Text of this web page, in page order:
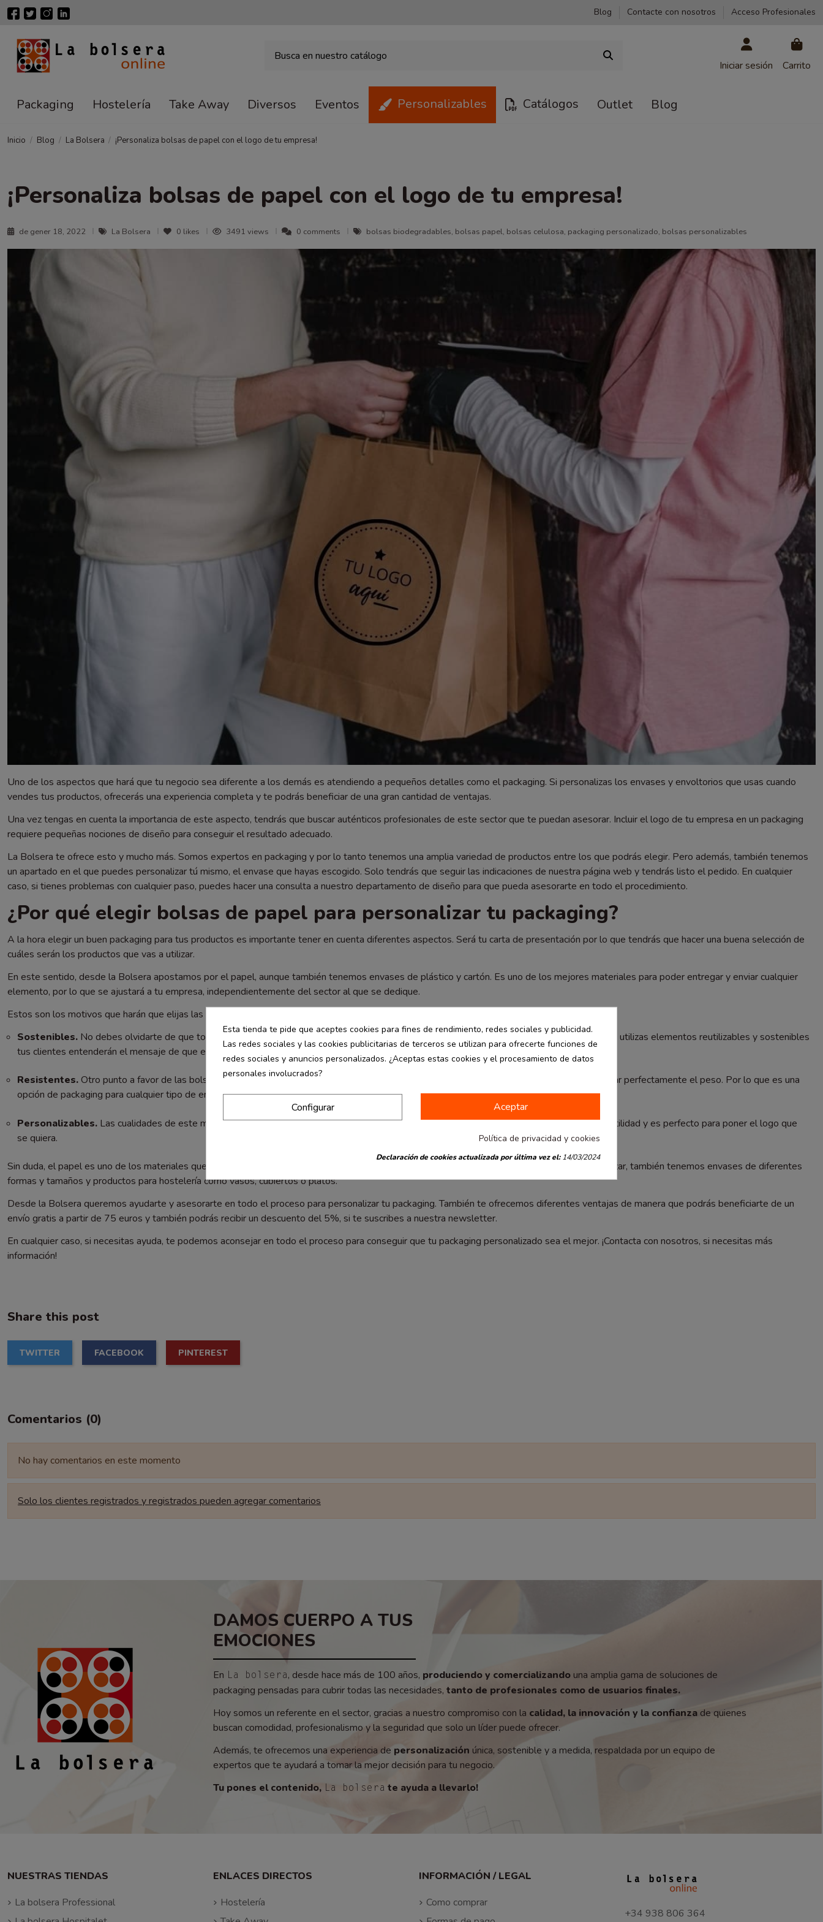
Blog Contacte con nosotros Acceso Profesionales
Iniciar sesión Carrito
Packaging Hostelería Take Away Diversos Eventos Personalizables Catálogos Outlet Blog
Inicio Blog La Bolsera ¡Personaliza bolsas de papel con el logo de tu empresa!
¡Personaliza bolsas de papel con el logo de tu empresa!
de gener 18, 2022 La Bolsera 0 likes 3491 views 0 comments bolsas biodegradables, bolsas papel, bolsas celulosa, packaging personalizado, bolsas personalizables
Uno de los aspectos que hará que tu negocio sea diferente a los demás es atendiendo a pequeños detalles como el packaging. Si personalizas los envases y envoltorios que usas cuando
vendes tus productos, ofrecerás una experiencia completa y te podrás beneficiar de una gran cantidad de ventajas.
Una vez tengas en cuenta la importancia de este aspecto, tendrás que buscar auténticos profesionales de este sector que te puedan asesorar. Incluir el logo de tu empresa en un packaging
requiere pequeñas nociones de diseño para conseguir el resultado adecuado.
La Bolsera te ofrece esto y mucho más. Somos expertos en packaging y por lo tanto tenemos una amplia variedad de productos entre los que podrás elegir. Pero además, también tenemos
un apartado en el que puedes personalizar tú mismo, el envase que hayas escogido. Solo tendrás que seguir las indicaciones de nuestra página web y tendrás listo el pedido. En cualquier
caso, si tienes problemas con cualquier paso, puedes hacer una consulta a nuestro departamento de diseño para que pueda asesorarte en todo el procedimiento.
¿Por qué elegir bolsas de papel para personalizar tu packaging?
A la hora elegir un buen packaging para tus productos es importante tener en cuenta diferentes aspectos. Será tu carta de presentación por lo que tendrás que hacer una buena selección de
cuáles serán los productos que vas a utilizar.
En este sentido, desde la Bolsera apostamos por el papel, aunque también tenemos envases de plástico y cartón. Es uno de los mejores materiales para poder entregar y enviar cualquier
elemento, por lo que se ajustará a tu empresa, independientemente del sector al que se dedique.
Estos son los motivos que harán que elijas las bolsas de papel para personalizarlas con tu logo:
Sostenibles. No debes olvidarte de que todos los elementos que formen parte de tu negocio están representando tu marca. Por lo tanto, si utilizas elementos reutilizables y sostenibles
tus clientes entenderán el mensaje de que eres una empresa preocupada por el medio ambiente.
Resistentes.Otro punto a favor de las bolsas de papel es que se pueden utilizar para transportar cualquier producto, ya que pueden aguantar perfectamente el peso. Por lo que es una
opción de packaging para cualquier tipo de empresa.
Personalizables. Las cualidades de este material hacen que sea de los mejores para poder hacer impresión sobre él. Ofrece una gran versatilidad y es perfecto para poner el logo que
se quiera.
Sin duda, el papel es uno de los materiales que ofrece más posibilidades. Además, en la Bolsera no solo tenemos bolsas que puedes personalizar, también tenemos envases de diferentes
formas y tamaños y productos para hostelería como vasos, cubiertos o platos.
Desde la Bolsera queremos ayudarte y asesorarte en todo el proceso para personalizar tu packaging. También te ofrecemos diferentes ventajas de manera que podrás beneficiarte de un
envío gratis a partir de 75 euros y también podrás recibir un descuento del 5%, si te suscribes a nuestra newsletter.
En cualquier caso, si necesitas ayuda, te podemos aconsejar en todo el proceso para conseguir que tu packaging personalizado sea el mejor. ¡Contacta con nosotros, si necesitas más
información!
Share this post
TWITTER FACEBOOK PINTEREST
Comentarios (0)
No hay comentarios en este momento
Solo los clientes registrados y registrados pueden agregar comentarios
DAMOS CUERPO A TUS
EMOCIONES
En La bolsera, desde hace más de 100 años, produciendo y comercializando una amplia gama de soluciones de
packaging pensadas para cubrir todas las necesidades, tanto de profesionales como de usuarios finales.
Hoy somos un referente en el sector, gracias a nuestro compromiso con la calidad, la innovación y la confianzade quienes
buscan comodidad, profesionalismo y la seguridad que solo un líder puede ofrecer.
Además, te ofrecemos una experiencia de personalización única, sostenible y a medida, respaldada por un equipo de
expertos que te ayudará a tomar la mejor decisión para tu negocio.
Tu pones el contenido, La bolsera te ayuda a llevarlo!
NUESTRAS TIENDAS
La bolsera Professional
ENLACES DIRECTOS
Hostelería
INFORMACIÓN / LEGAL
Como comprar
+34 938 806 364
Esta tienda te pide que aceptes cookies para fines de rendimiento, redes sociales y publicidad.
Las redes sociales y las cookies publicitarias de terceros se utilizan para ofrecerte funciones de
redes sociales y anuncios personalizados. ¿Aceptas estas cookies y el procesamiento de datos
personales involucrados?
Aceptar
Configurar
Política de privacidad y cookies
Declaración de cookies actualizada por última vez el:14/03/2024